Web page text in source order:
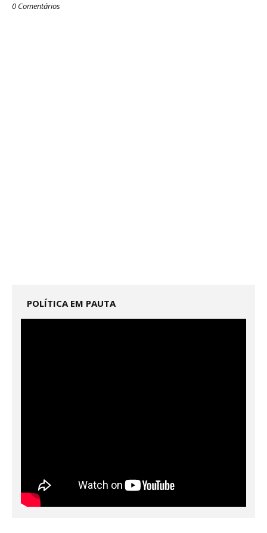
0 Comentários
POLÍTICA EM PAUTA